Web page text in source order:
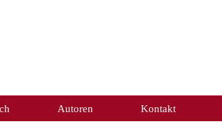
Autoren Kontakt